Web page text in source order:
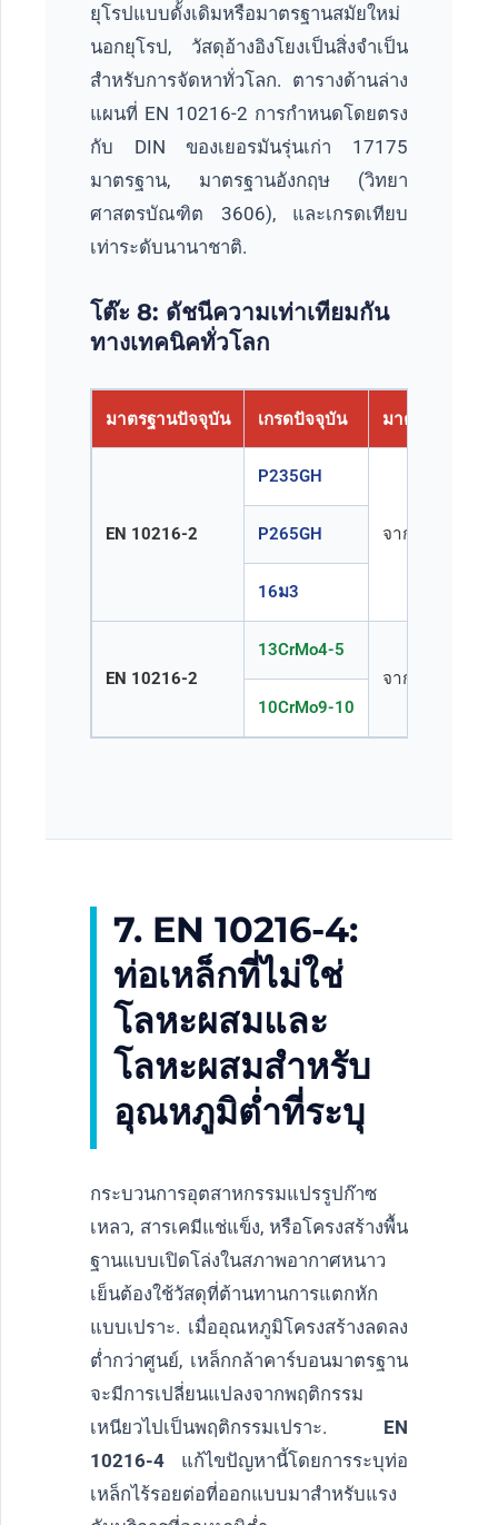
ยุโรปแบบดั้งเดิมหรือมาตรฐานสมัยใหม่
นอกยุโรป, วัสดุอ้างอิงโยงเป็นสิ่งจำเป็น
สำหรับการจัดหาทั่วโลก. ตารางด้านล่าง
แผนที่ EN 10216-2 การกำหนดโดยตรง
กับ DIN ของเยอรมันรุ่นเก่า 17175
มาตรฐาน, มาตรฐานอังกฤษ (วิทยา
ศาสตรบัณฑิต 3606), และเกรดเทียบ
เท่าระดับนานาชาติ.
โต๊ะ 8: ดัชนีความเท่าเทียมกัน
ทางเทคนิคทั่วโลก
มาตรฐานปัจจุบัน เกรดปัจจุบัน มาตรฐานเยอร
EN 10216-2
P235GH
จาก 17175
P265GH
16ม3
EN 10216-2
13CrMo4-5
จาก 17175
10CrMo9-10
7. EN 10216-4:
ท่อเหล็กที่ไม่ใช่
โลหะผสมและ
โลหะผสมสำหรับ
อุณหภูมิต่ำที่ระบุ
กระบวนการอุตสาหกรรมแปรรูปก๊าซ
เหลว, สารเคมีแช่แข็ง, หรือโครงสร้างพื้น
ฐานแบบเปิดโล่งในสภาพอากาศหนาว
เย็นต้องใช้วัสดุที่ต้านทานการแตกหัก
แบบเปราะ. เมื่ออุณหภูมิโครงสร้างลดลง
ต่ำกว่าศูนย์, เหล็กกล้าคาร์บอนมาตรฐาน
จะมีการเปลี่ยนแปลงจากพฤติกรรม
เหนียวไปเป็นพฤติกรรมเปราะ. EN
10216-4 แก้ไขปัญหานี้โดยการระบุท่อ
เหล็กไร้รอยต่อที่ออกแบบมาสำหรับแรง